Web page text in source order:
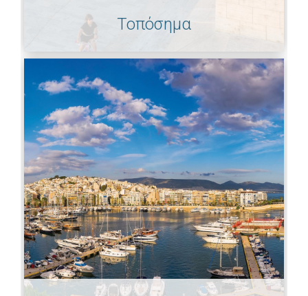
Τοπόσημα